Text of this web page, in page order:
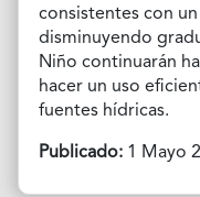
consistentes con
disminuyendo
Niño continuarán
hacer un uso
fuentes hídricas.
Publicado:1 Mayo